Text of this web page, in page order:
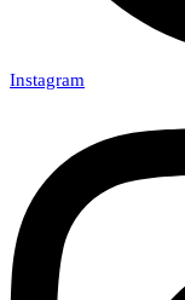
Instagram